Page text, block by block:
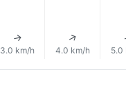
↑
3.0 km/h
↑
4.0 km/h 5.0